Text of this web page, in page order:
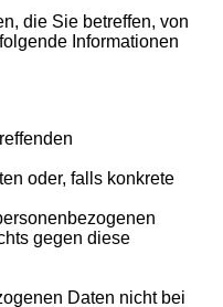
die Sie betreffen, von
Informationen
oder, falls konkrete
gegen diese
Daten nicht bei